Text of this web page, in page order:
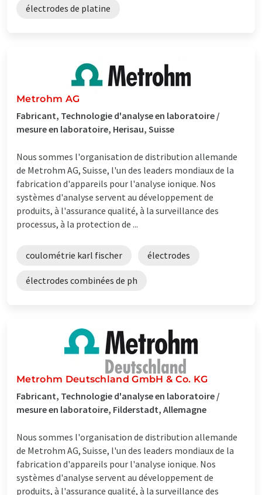
électrodes de platine
Metrohm AG
Fabricant, Technologie d'analyse en laboratoire /
mesure en laboratoire, Herisau, Suisse
Nous sommes l'organisation de distribution allemande
de Metrohm AG, Suisse, l'un des leaders mondiaux de la
fabrication d'appareils pour l'analyse ionique. Nos
systèmes d'analyse servent au développement de
produits, à l'assurance qualité, à la surveillance des
processus, à la protection de ...
coulométrie karl fischer électrodes
électrodes combinées de ph
Metrohm Deutschland GmbH & Co. KG
Fabricant, Technologie d'analyse en laboratoire /
mesure en laboratoire, Filderstadt, Allemagne
Nous sommes l'organisation de distribution allemande
de Metrohm AG, Suisse, l'un des leaders mondiaux de la
fabrication d'appareils pour l'analyse ionique. Nos
systèmes d'analyse servent au développement de
produits, à l'assurance qualité, à la surveillance des